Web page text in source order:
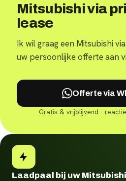
Mitsubishi via
lease
Ik wil graag een Mitsubishi
uw persoonlijke offerte aan
Offerte via
Gratis & vrijblijvend ·
Laadpaal bij uw